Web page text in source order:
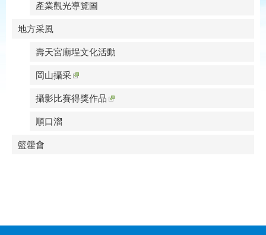
產業觀光導覽圖
地方采風
壽天宮廟埕文化活動
岡山攝采
攝影比賽得獎作品
順口溜
籃籗會